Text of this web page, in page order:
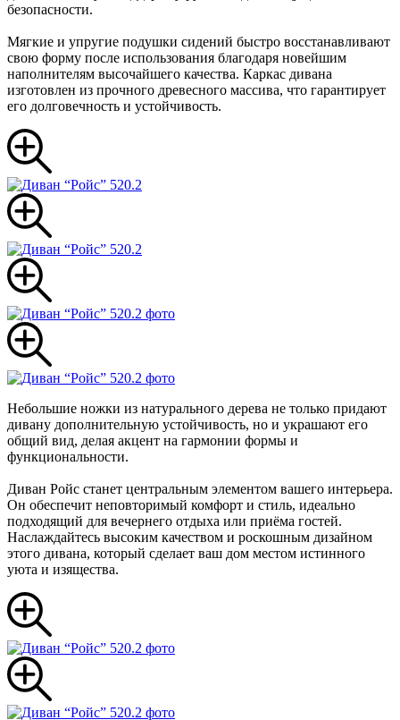
безопасности.
Мягкие и упругие подушки сидений быстро восстанавливают
свою форму после использования благодаря новейшим
наполнителям высочайшего качества. Каркас дивана
изготовлен из прочного древесного массива, что гарантирует
его долговечность и устойчивость.
Небольшие ножки из натурального дерева не только придают
дивану дополнительную устойчивость, но и украшают его
общий вид, делая акцент на гармонии формы и
функциональности.
Диван Ройс станет центральным элементом вашего интерьера.
Он обеспечит неповторимый комфорт и стиль, идеально
подходящий для вечернего отдыха или приёма гостей.
Наслаждайтесь высоким качеством и роскошным дизайном
этого дивана, который сделает ваш дом местом истинного
уюта и изящества.